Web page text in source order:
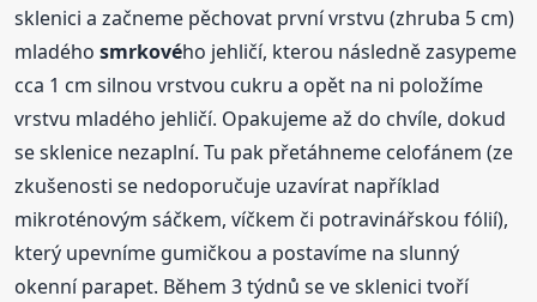
sklenici a začneme pěchovat první vrstvu (zhruba 5 cm)
mladéhosmrkového jehličí, kterou následně zasypeme
cca 1 cm silnou vrstvou cukru a opět na ni položíme
vrstvu mladého jehličí. Opakujeme až do chvíle, dokud
se sklenice nezaplní. Tu pak přetáhneme celofánem (ze
zkušenosti se nedoporučuje uzavírat například
mikroténovým sáčkem, víčkem či potravinářskou fólií),
který upevníme gumičkou a postavíme na slunný
okenní parapet. Během 3 týdnů se ve sklenici tvoří